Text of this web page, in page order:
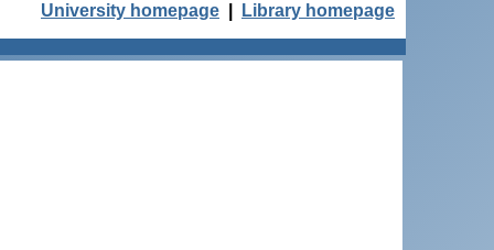
University homepage Library homepage